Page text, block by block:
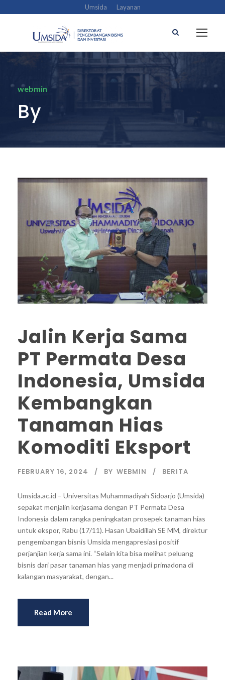
Umsida Layanan
webmin
By
Jalin Kerja Sama
PT Permata Desa
Indonesia, Umsida
Kembangkan
Tanaman Hias
Komoditi Eksport
FEBRUARY 16, 2024 BY WEBMIN BERITA
Umsida.ac.id – Universitas Muhammadiyah Sidoarjo (Umsida)
sepakat menjalin kerjasama dengan PT Permata Desa
Indonesia dalam rangka peningkatan prosepek tanaman hias
untuk ekspor, Rabu (17/11). Hasan Ubaidillah SE MM, direktur
pengembangan bisnis Umsida mengapresiasi positif
perjanjian kerja sama ini. “Selain kita bisa melihat peluang
bisnis dari pasar tanaman hias yang menjadi primadona di
kalangan masyarakat, dengan...
Read More